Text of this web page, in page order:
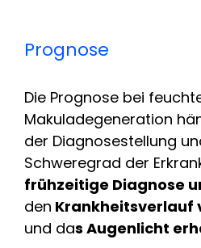
Prognose
Die Prognose bei
Makuladegeneration
der Diagnosestellung
Schweregrad der
frühzeitige Diagnose
den Krankheitsverlauf
und das Augenlicht